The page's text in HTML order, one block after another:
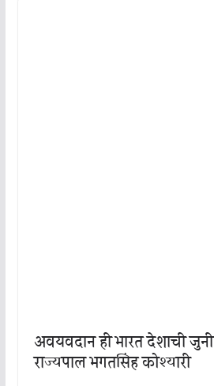
अवयवदान ही भारत देशाची
राज्यपाल भगतसिंह कोश्यारी